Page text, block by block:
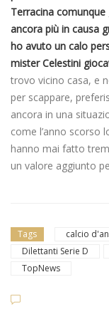
Terracina
ancora più in causa
ho avuto un calo
mister Celestini
trovo vicino casa, e
per scappare,
ancora in una
come l’anno scorso
hanno mai fatto
un valore aggiunto
Tags calcio
Dilettanti Serie D
TopNews